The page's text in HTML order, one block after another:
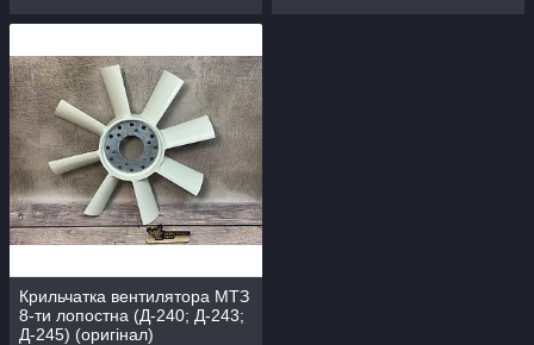
Крильчатка вентилятора МТЗ
8-ти лопостна (Д-240; Д-243;
Д-245) (оригінал)